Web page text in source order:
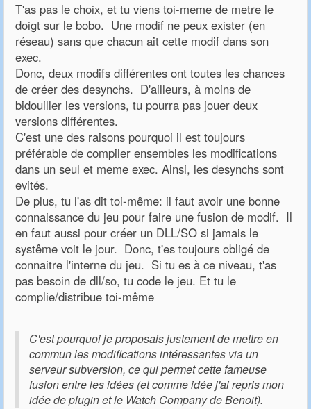
T'as pas le choix, et tu viens toi-meme de metre le
doigt sur le bobo. Une modif ne peux exister (en
réseau) sans que chacun ait cette modif dans son
exec.
Donc, deux modifs différentes ont toutes les chances
de créer des desynchs. D'ailleurs, à moins de
bidouiller les versions, tu pourra pas jouer deux
versions différentes.
C'est une des raisons pourquoi il est toujours
préférable de compiler ensembles les modifications
dans un seul et meme exec. Ainsi, les desynchs sont
evités.
De plus, tu l'as dit toi-même: il faut avoir une bonne
connaissance du jeu pour faire une fusion de modif. Il
en faut aussi pour créer un DLL/SO si jamais le
systême voit le jour. Donc, t'es toujours obligé de
connaitre l'interne du jeu. Si tu es à ce niveau, t'as
pas besoin de dll/so, tu code le jeu. Et tu le
complie/distribue toi-même
C'est pourquoi je proposais justement de mettre en
commun les modifications intéressantes via un
serveur subversion, ce qui permet cette fameuse
fusion entre les idées (et comme idée j'ai repris mon
idée de plugin et le Watch Company de Benoit).